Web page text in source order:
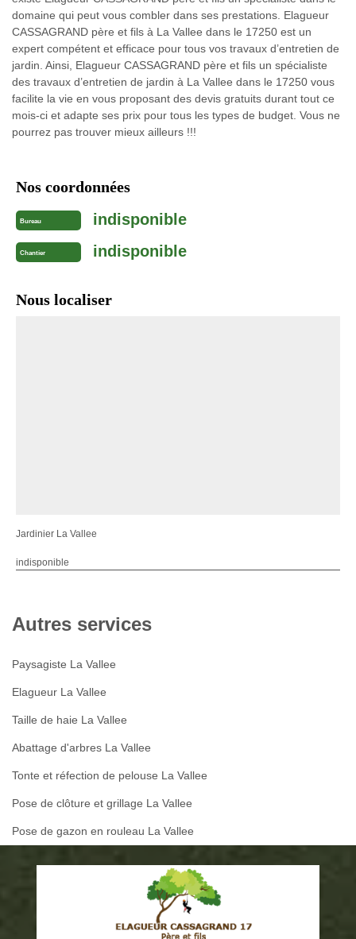
domaine qui peut vous combler dans ses prestations. Elagueur
CASSAGRAND père et fils à La Vallee dans le 17250 est un
expert compétent et efficace pour tous vos travaux d’entretien de
jardin. Ainsi, Elagueur CASSAGRAND père et fils un spécialiste
des travaux d’entretien de jardin à La Vallee dans le 17250 vous
facilite la vie en vous proposant des devis gratuits durant tout ce
mois-ci et adapte ses prix pour tous les types de budget. Vous ne
pourrez pas trouver mieux ailleurs !!!
Nos coordonnées
Bureau indisponible
Chantier indisponible
Nous localiser
Jardinier La Vallee
indisponible
Autres services
Paysagiste La Vallee
Elagueur La Vallee
Taille de haie La Vallee
Abattage d'arbres La Vallee
Tonte et réfection de pelouse La Vallee
Pose de clôture et grillage La Vallee
Pose de gazon en rouleau La Vallee